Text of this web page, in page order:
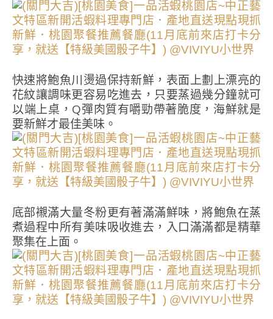
快速將鮑魚川燙過保持新鮮，表面上劃上漂亮的
花紋讓調味更容易吃進去，只要蒸過幾分鐘就可
以端上桌，Q彈肉質有嚼勁帶著脆度，海鮮就是
要新鮮才最佳美味。
底部襯滿大量冬粉更有著滿滿鮮味，將鮑魚在蒸
煮過程中所有美味吸收進去，入口滿滿都是精華
聚集在上面。